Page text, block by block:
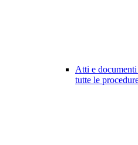
Atti e
tutte le